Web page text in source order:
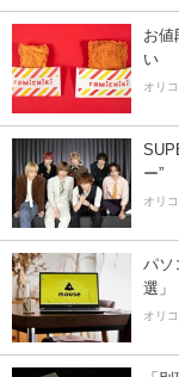
お値
い
オリ
ー”
オリ
パソ
選」
オリ